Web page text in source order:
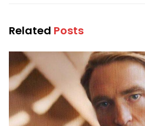
Related Posts